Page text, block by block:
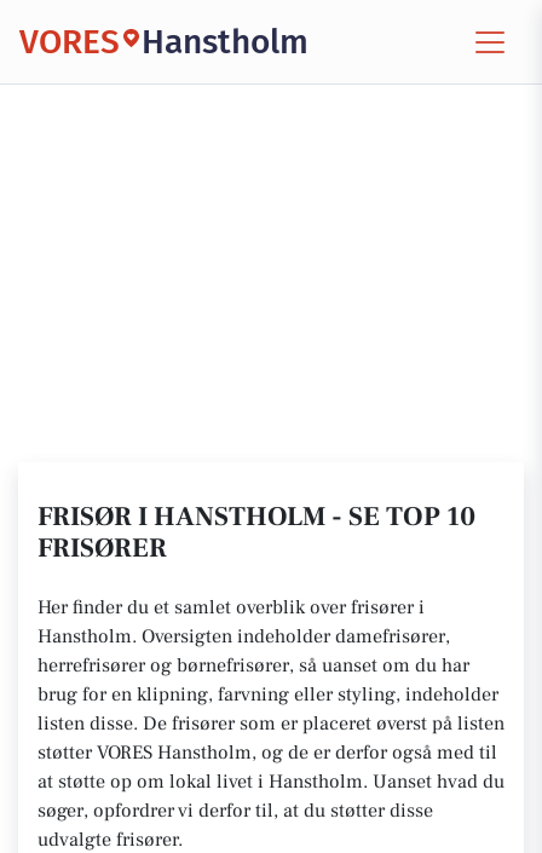
VORES Hanstholm
FRISØR I HANSTHOLM - SE TOP 10
FRISØRER
Her finder du et samlet overblik over frisører i
Hanstholm. Oversigten indeholder damefrisører,
herrefrisører og børnefrisører, så uanset om du har
brug for en klipning, farvning eller styling, indeholder
listen disse. De frisører som er placeret øverst på listen
støtter VORES Hanstholm, og de er derfor også med til
at støtte op om lokal livet i Hanstholm. Uanset hvad du
søger, opfordrer vi derfor til, at du støtter disse
udvalgte frisører.